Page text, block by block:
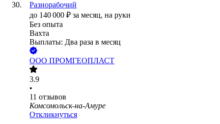
Разнорабочий
до 140 000 ₽ за месяц, на руки
Без опыта
Вахта
Выплаты: Два раза в месяц
ООО ПРОМГЕОПЛАСТ
3.9
•
11 отзывов
Комсомольск-на-Амуре
Откликнуться